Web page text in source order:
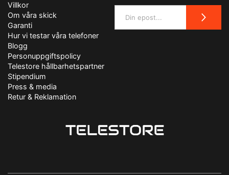
Villkor
Om våra skick
Garanti
Hur vi testar våra telefoner
Blogg
Personuppgiftspolicy
Telestore hållbarhetspartner
Stipendium
Press & media
Retur & Reklamation